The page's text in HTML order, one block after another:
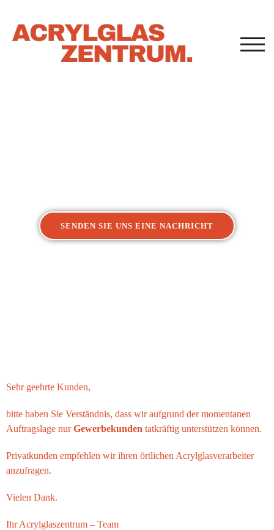
SENDEN SIE UNS EINE NACHRICHT
Sehr geehrte Kunden,
bitte haben Sie Verständnis, dass wir aufgrund der momentanen
Auftragslage nurGewerbekunden tatkräftig unterstützen können.
Privatkunden empfehlen wir ihren örtlichen Acrylglasverarbeiter
anzufragen.
Vielen Dank.
IhrAcrylglaszentrum – Team